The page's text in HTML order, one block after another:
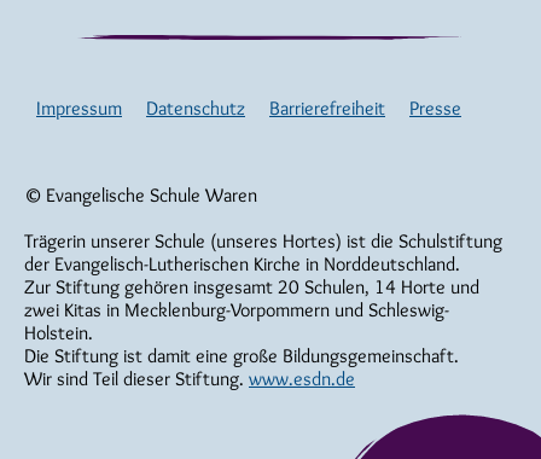
© Evangelische Schule Waren
Trägerin unserer Schule (unseres Hortes) ist die Schulstiftung
der Evangelisch-Lutherischen Kirche in Norddeutschland.
Zur Stiftung gehören insgesamt 20 Schulen, 14 Horte und
zwei Kitas in Mecklenburg-Vorpommern und Schleswig-
Holstein.
Die Stiftung ist damit eine große Bildungsgemeinschaft.
Wir sind Teil dieser Stiftung. www.esdn.de
Impressum Datenschutz Barrierefreiheit Presse